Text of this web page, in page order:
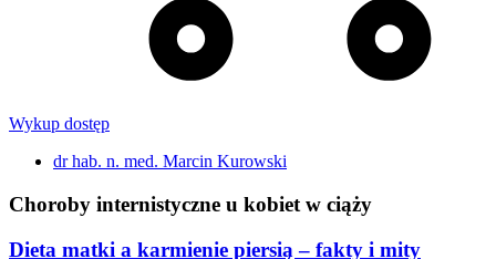
Wykup dostęp
dr hab. n. med. Marcin Kurowski
Choroby internistyczne u kobiet w ciąży
Dieta matki a karmienie piersią – fakty i mity